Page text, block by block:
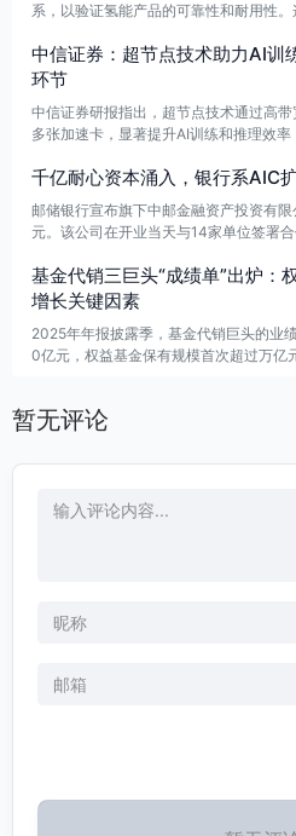
系，以验证氢能产品的可靠性和耐用性
中信证券：超节点技术助力AI训
环节
中信证券研报指出，超节点技术通过高
多张加速卡，显著提升AI训练和推理效
内电源将受益，预计到2028年增量市场
0亿美元。特别是交换芯片的国产替代机
市场将达到50亿美元。以太网方案成为
亿元，未来成长空间广阔，建议关注国
的国产替代。
千亿耐心资本涌入，银行系AIC
邮储银行宣布旗下中邮金融资产投资有
元。该公司在开业当天与14家单位签署
全部成立，银行系AIC总数增至9家，注
年首批试点以来，银行系股权投资正加速
基金代销三巨头“成绩单”出炉：
增长关键因素
2025年年报披露季，基金代销巨头的业
0亿元，权益基金保有规模首次超过万亿
构的战略调整和人工智能技术的应用，提
暂无评论